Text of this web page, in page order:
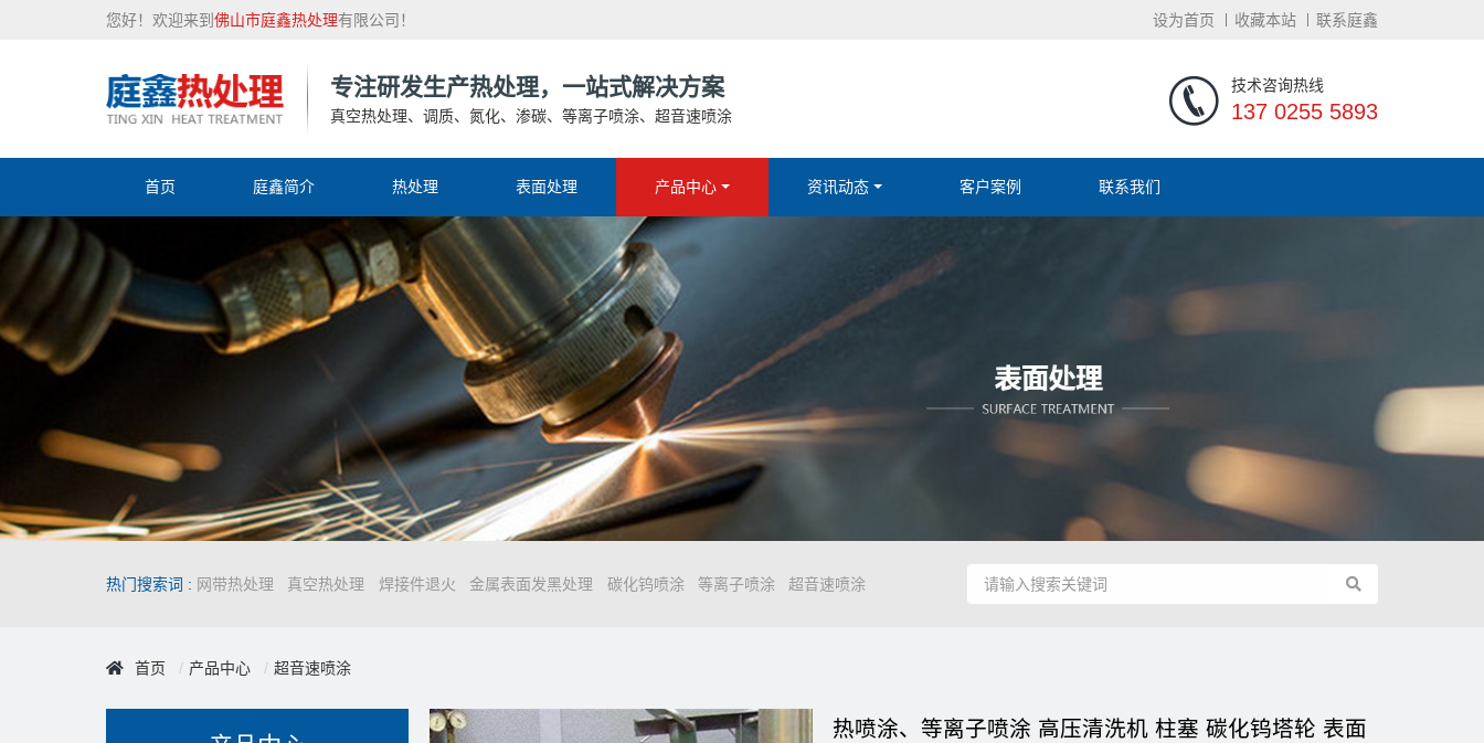
您好！欢迎来到佛山市庭鑫热处理有限公司！ 设为首页 收藏本站 联系庭鑫
专注研发生产热处理，一站式解决方案
真空热处理、调质、氮化、渗碳、等离子喷涂、超音速喷涂
技术咨询热线
137 0255 5893
首页 庭鑫简介 热处理 表面处理 产品中心 资讯动态 客户案例 联系我们
热门搜索词 : 网带热处理 真空热处理 焊接件退火 金属表面发黑处理 碳化钨喷涂 等离子喷涂 超音速喷涂
首页 产品中心 超音速喷涂
热喷涂、等离子喷涂 高压清洗机 柱塞 碳化钨塔轮 表面